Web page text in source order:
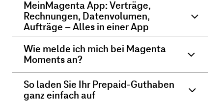
MeinMagenta App: Verträge,
Rechnungen, Datenvolumen,
Aufträge – Alles in einer App
Wie melde ich mich bei Magenta
Moments an?
So laden Sie Ihr Prepaid-Guthaben
ganz einfach auf